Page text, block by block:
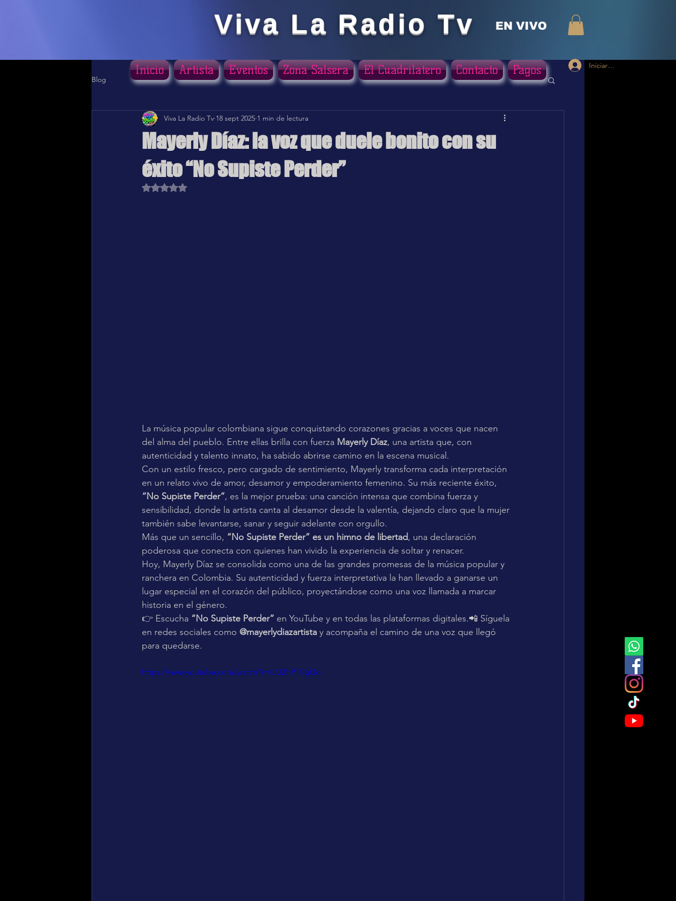
Viva La Radio Tv EN VIVO
Iniciar sesión
Blog
Mayerly Díaz: la voz que duele bonito con su
éxito “No Supiste Perder”
Viva La Radio Tv 18 sept 2025 1 min de lectura
Obtuvo NaN de 5 estrellas.
La música popular colombiana sigue conquistando corazones gracias a voces que nacen
del alma del pueblo. Entre ellas brilla con fuerza Mayerly Díaz, una artista que, con
autenticidad y talento innato, ha sabido abrirse camino en la escena musical.
Con un estilo fresco, pero cargado de sentimiento, Mayerly transforma cada interpretación
en un relato vivo de amor, desamor y empoderamiento femenino. Su más reciente éxito,
“No Supiste Perder”, es la mejor prueba: una canción intensa que combina fuerza y
sensibilidad, donde la artista canta al desamor desde la valentía, dejando claro que la mujer
también sabe levantarse, sanar y seguir adelante con orgullo.
Más que un sencillo, “No Supiste Perder” es un himno de libertad, una declaración
poderosa que conecta con quienes han vivido la experiencia de soltar y renacer.
Hoy, Mayerly Díaz se consolida como una de las grandes promesas de la música popular y
ranchera en Colombia. Su autenticidad y fuerza interpretativa la han llevado a ganarse un
lugar especial en el corazón del público, proyectándose como una voz llamada a marcar
historia en el género.
👉 Escucha “No Supiste Perder” en YouTube y en todas las plataformas digitales.📲 Síguela
en redes sociales como @mayerlydiazartista y acompaña el camino de una voz que llegó
para quedarse.
https://www.youtube.com/watch?v=ILUZhP1CqDo
Inicio Artista Eventos Zona Salsera El Cuadrilatero Contacto Pagos